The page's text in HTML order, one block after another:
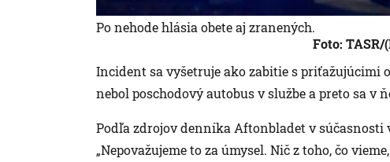
Po nehode hlásia obete aj zranených.
Foto:
Incident sa vyšetruje ako zabitie s priťažujúcimi
nebol poschodový autobus v službe a preto sa v
Podľa zdrojov denníka Aftonbladet v súčasnosti
„Nepovažujeme to za úmysel. Nič z toho, čo